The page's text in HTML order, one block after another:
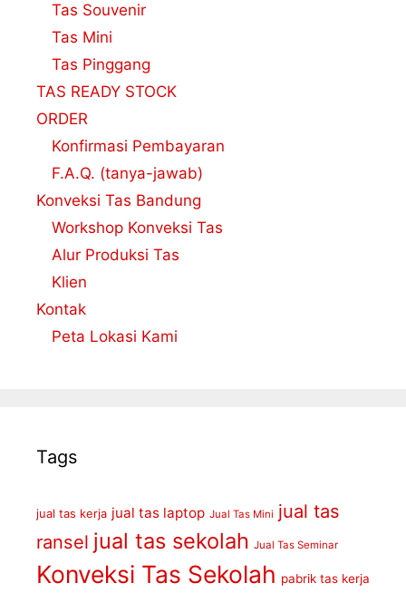
Tas Souvenir
Tas Mini
Tas Pinggang
TAS READY STOCK
ORDER
Konfirmasi Pembayaran
F.A.Q. (tanya-jawab)
Konveksi Tas Bandung
Workshop Konveksi Tas
Alur Produksi Tas
Klien
Kontak
Peta Lokasi Kami
Tags
jual tas kerja jual tas laptop Jual Tas Mini jual tas
ransel jual tas sekolah Jual Tas Seminar
Konveksi Tas Sekolah pabrik tas kerja